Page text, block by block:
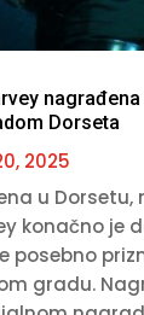
Dorseta
2025
u Dorsetu,
konačno je
posebno
gradu.